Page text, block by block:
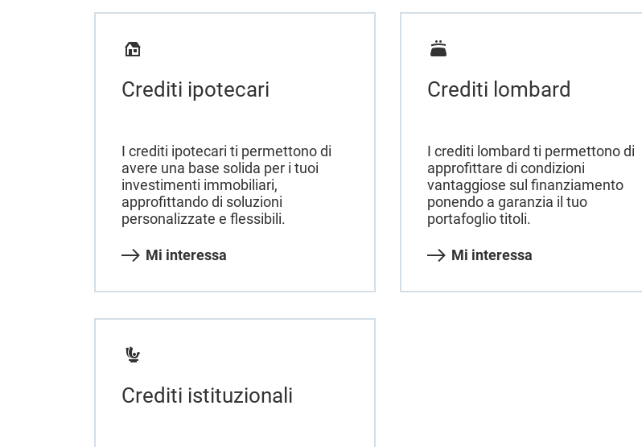
Crediti ipotecari
I crediti ipotecari ti permettono di
avere una base solida per i tuoi
investimenti immobiliari,
approfittando di soluzioni
personalizzate e flessibili.
Mi interessa
Crediti lombard
I crediti lombard ti permettono di
approfittare di condizioni
vantaggiose sul finanziamento
ponendo a garanzia il tuo
portafoglio titoli.
Mi interessa
Crediti istituzionali